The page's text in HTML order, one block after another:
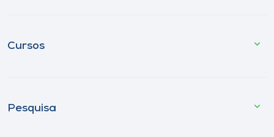
Cursos
Pesquisa